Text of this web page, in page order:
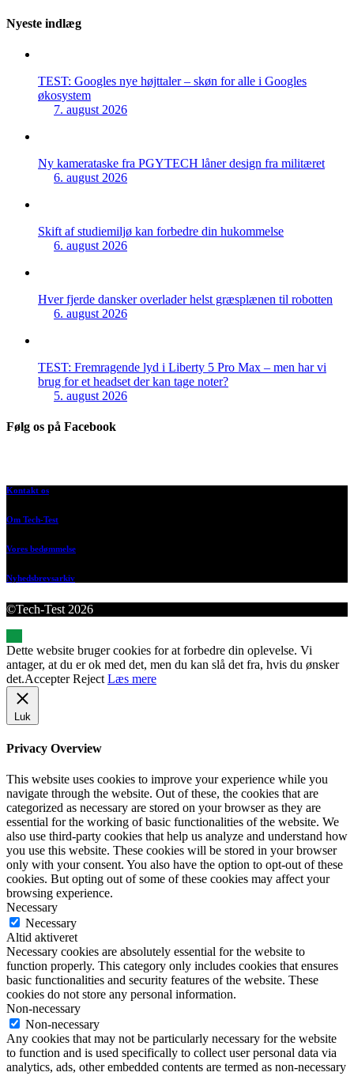
Nyeste indlæg
TEST: Googles nye højttaler – skøn for alle i Googles
økosystem
7. august 2026
Ny kamerataske fra PGYTECH låner design fra militæret
6. august 2026
Skift af studiemiljø kan forbedre din hukommelse
6. august 2026
Hver fjerde dansker overlader helst græsplænen til robotten
6. august 2026
TEST: Fremragende lyd i Liberty 5 Pro Max – men har vi
brug for et headset der kan tage noter?
5. august 2026
Følg os på Facebook
Kontakt os
Om Tech-Test
Vores bedømmelse
Nyhedsbrevsarkiv
©Tech-Test 2026
Dette website bruger cookies for at forbedre din oplevelse. Vi
antager, at du er ok med det, men du kan slå det fra, hvis du ønsker
det.Accepter Reject Læs mere
Luk
Privacy Overview
This website uses cookies to improve your experience while you
navigate through the website. Out of these, the cookies that are
categorized as necessary are stored on your browser as they are
essential for the working of basic functionalities of the website. We
also use third-party cookies that help us analyze and understand how
you use this website. These cookies will be stored in your browser
only with your consent. You also have the option to opt-out of these
cookies. But opting out of some of these cookies may affect your
browsing experience.
Necessary
Necessary
Altid aktiveret
Necessary cookies are absolutely essential for the website to
function properly. This category only includes cookies that ensures
basic functionalities and security features of the website. These
cookies do not store any personal information.
Non-necessary
Non-necessary
Any cookies that may not be particularly necessary for the website
to function and is used specifically to collect user personal data via
analytics, ads, other embedded contents are termed as non-necessary